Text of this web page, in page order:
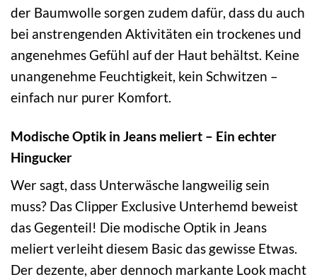
der Baumwolle sorgen zudem dafür, dass du auch
bei anstrengenden Aktivitäten ein trockenes und
angenehmes Gefühl auf der Haut behältst. Keine
unangenehme Feuchtigkeit, kein Schwitzen –
einfach nur purer Komfort.
Modische Optik in Jeans meliert – Ein echter
Hingucker
Wer sagt, dass Unterwäsche langweilig sein
muss? Das Clipper Exclusive Unterhemd beweist
das Gegenteil! Die modische Optik in Jeans
meliert verleiht diesem Basic das gewisse Etwas.
Der dezente, aber dennoch markante Look macht